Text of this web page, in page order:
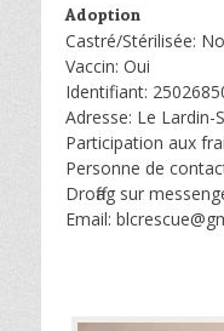
Adoption
Castré/Stérilisée:
Vaccin: Oui
Identifiant:
Adresse: Le Lardin-
Participation aux
Personne de
Droffag sur
Email: